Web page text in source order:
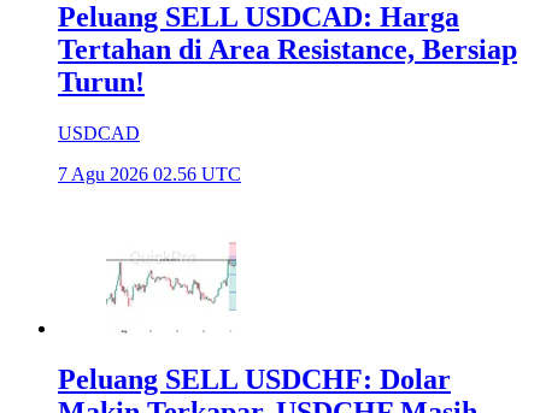
Peluang SELL USDCAD: Harga
Tertahan di Area Resistance, Bersiap
Turun!
USDCAD
7 Agu 2026 02.56 UTC
Peluang SELL USDCHF: Dolar